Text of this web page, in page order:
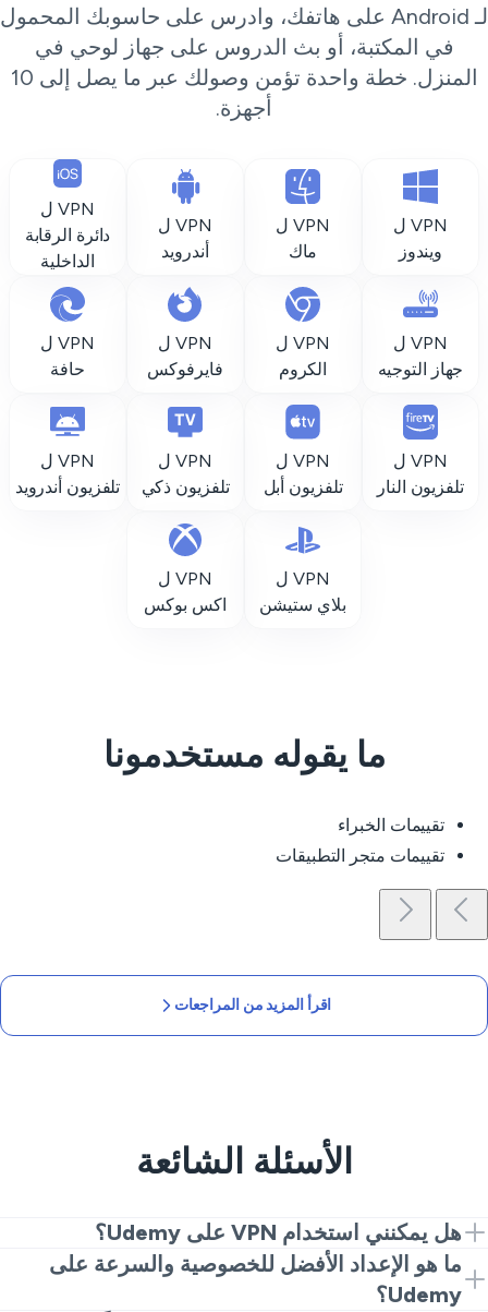
لـ Android على هاتفك، وادرس على حاسوبك المحمول
في المكتبة، أو بث الدروس على جهاز لوحي في
المنزل. خطة واحدة تؤمن وصولك عبر ما يصل إلى 10
أجهزة.
VPN ل
ويندوز
VPN ل
ماك
VPN ل
أندرويد
VPN ل
دائرة الرقابة
الداخلية
VPN ل
جهاز التوجيه
VPN ل
الكروم
VPN ل
فايرفوكس
VPN ل
حافة
VPN ل
تلفزيون النار
VPN ل
تلفزيون أبل
VPN ل
تلفزيون ذكي
VPN ل
تلفزيون أندرويد
VPN ل
بلاي ستيشن
VPN ل
اكس بوكس
ما يقوله مستخدمونا
تقييمات الخبراء
تقييمات متجر التطبيقات
اقرأ المزيد من المراجعات
الأسئلة الشائعة
هل يمكنني استخدام VPN على Udemy؟
نعم. قم بتثبيت VeePN، يتصل بمنطقة يتاح فيها Udemy
بالكامل، وسجل الدخول. أنت جاهز.
ما هو الإعداد الأفضل للخصوصية والسرعة على
Udemy؟